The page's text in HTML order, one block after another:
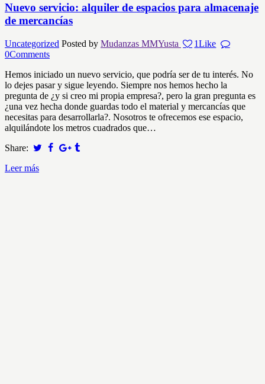
Nuevo servicio: alquiler de espacios para almacenaje
de mercancías
Uncategorized Posted by Mudanzas MMYusta 1Like
0Comments
Hemos iniciado un nuevo servicio, que podría ser de tu interés. No
lo dejes pasar y sigue leyendo. Siempre nos hemos hecho la
pregunta de ¿y si creo mi propia empresa?, pero la gran pregunta es
¿una vez hecha donde guardas todo el material y mercancías que
necesitas para desarrollarla?. Nosotros te ofrecemos ese espacio,
alquilándote los metros cuadrados que…
Share:
Leer más